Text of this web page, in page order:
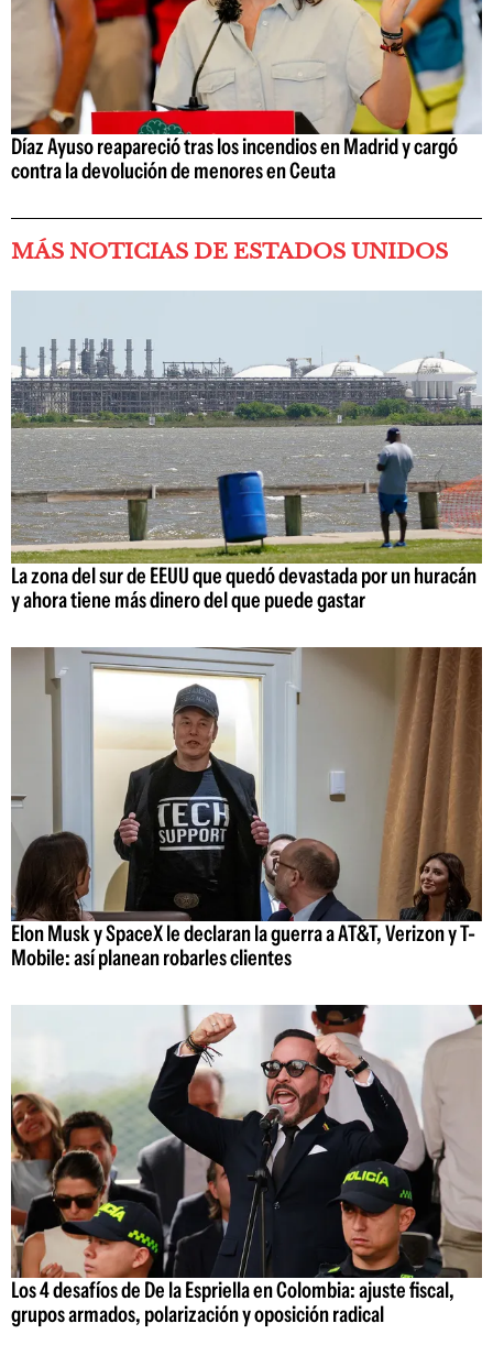
Díaz Ayuso reapareció tras los incendios en Madrid y cargó
contra la devolución de menores en Ceuta
MÁS NOTICIAS DE ESTADOS UNIDOS
La zona del sur de EEUU que quedó devastada por un huracán
y ahora tiene más dinero del que puede gastar
Elon Musk y SpaceX le declaran la guerra a AT&T, Verizon y T-
Mobile: así planean robarles clientes
Los 4 desafíos de De la Espriella en Colombia: ajuste fiscal,
grupos armados, polarización y oposición radical